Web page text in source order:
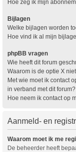
Hoe zeg ik mijn
Bijlagen
Welke bijlagen worden
Hoe vind ik al mijn
phpBB vragen
Wie heeft dit forum
Waarom is de optie X
Met wie moet ik contact
in verband met dit forum?
Hoe neem ik contact op
Aanmeld- en
Waarom moet ik me
De beheerder heeft